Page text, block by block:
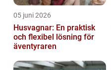
05 juni 2026
Husvagnar: En praktisk
och flexibel lösning för
äventyraren